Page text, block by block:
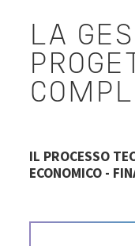
LA
IL PROCESSO
ECONOMICO -